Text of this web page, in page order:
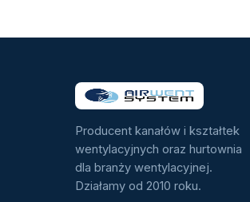
Producent kanałów i kształtek
wentylacyjnych oraz hurtownia
dla branży wentylacyjnej.
Działamy od 2010 roku.